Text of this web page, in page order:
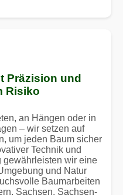
Präzision und
Risiko
an Hängen oder in
– wir setzen auf
um jeden Baum sicher
Technik und
gewährleisten wir eine
und Natur
Baumarbeiten
Sachsen, Sachsen-